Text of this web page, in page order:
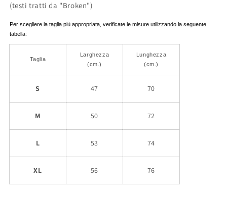
(testi tratti da "Broken")
Per scegliere la taglia più appropriata, verificate le misure utilizzando la seguente
tabella:
Taglia
Larghezza
(cm.)
Lunghezza
(cm.)
S 47 70
M 50 72
L 53 74
XL 56 76